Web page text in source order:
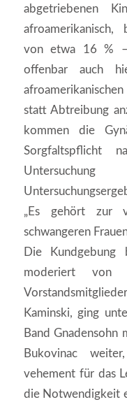
abgetriebenen
afroamerikanisch,
von etwa 16 % –
offenbar auch
statt Abtreibung
kommen die
Sorgfaltspflicht
„Es gehört zur
schwangeren
Die
moderiert von
Kaminski, ging
Band Gnadensohn
Bukovinac
vehement für das
die Notwendigkeit